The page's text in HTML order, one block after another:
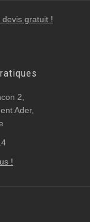
gratuit !
2,
Ader,
!